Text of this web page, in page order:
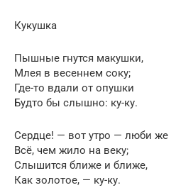
Кукушка
Пышные гнутся макушки,
Млея в весеннем соку;
Где-то вдали от опушки
Будто бы слышно: ку-ку.
Сердце! — вот утро — люби же
Всё, чем жило на веку;
Слышится ближе и ближе,
Как золотое, — ку-ку.